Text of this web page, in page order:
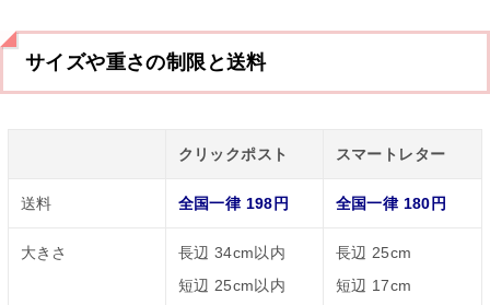
サイズや重さの制限と送料
クリックポスト スマートレター
送料 全国一律 198円 全国一律 180円
大きさ
長辺 34cm以内
短辺 25cm以内
長辺 25cm
短辺 17cm